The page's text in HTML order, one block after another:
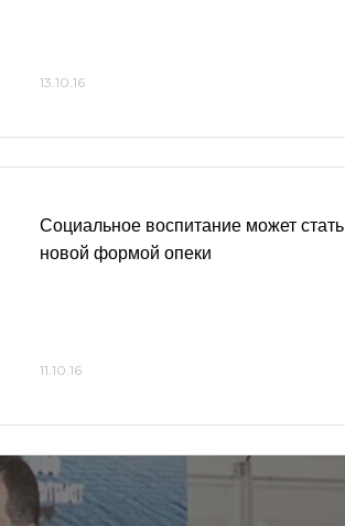
13.10.16
Социальное воспитание может стать
новой формой опеки
11.10.16